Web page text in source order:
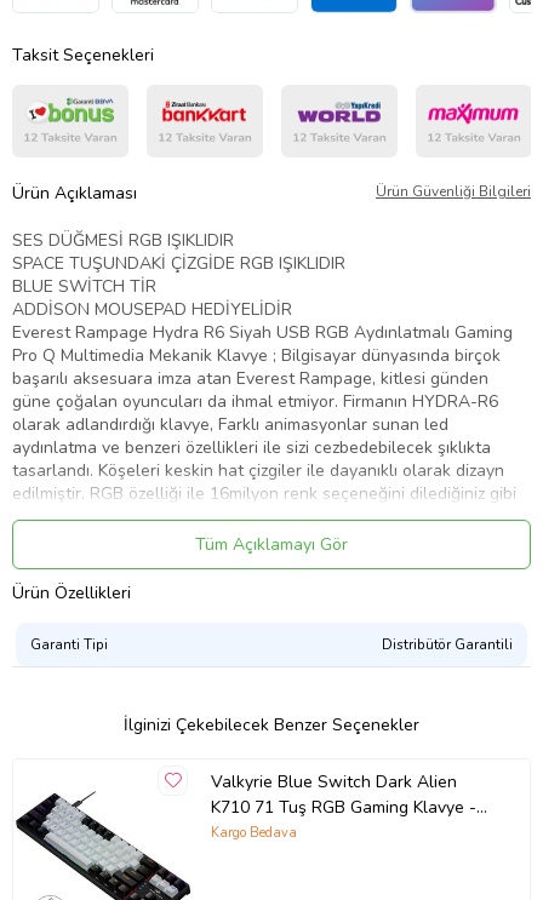
Taksit Seçenekleri
Ürün Açıklaması Ürün Güvenliği Bilgileri
SES DÜĞMESİ RGB IŞIKLIDIR
SPACE TUŞUNDAKİ ÇİZGİDE RGB IŞIKLIDIR
BLUE SWİTCH TİR
ADDİSON MOUSEPAD HEDİYELİDİR
Everest Rampage Hydra R6 Siyah USB RGB Aydınlatmalı Gaming
Pro Q Multimedia Mekanik Klavye ; Bilgisayar dünyasında birçok
başarılı aksesuara imza atan Everest Rampage, kitlesi günden
güne çoğalan oyuncuları da ihmal etmiyor. Firmanın HYDRA-R6
olarak adlandırdığı klavye, Farklı animasyonlar sunan led
aydınlatma ve benzeri özellikleri ile sizi cezbedebilecek şıklıkta
tasarlandı. Köşeleri keskin hat çizgiler ile dayanıklı olarak dizayn
edilmiştir. RGB özelliği ile 16milyon renk seçeneğini dilediğiniz gibi
kullanmanın özgürlüğünü hissedin. Mekanik tuşları sayesinde oyun
oynarken eğlenceyi en hat safada yaşayın!Led aydınlatma tuşların
lazer baskılı olması gece ve karanlıkta rahatlıkla görünebilmesini
sağlar. Metal kasası mükemmel dayanıklılıkta dizayn edilmiştir.
Tüm Açıklamayı Gör
Ürün Özellikleri
Garanti Tipi Distribütör Garantili
İlginizi Çekebilecek Benzer Seçenekler
Valkyrie Blue Switch Dark Alien
K710 71 Tuş RGB Gaming Klavye -
Mekanik Mavi Tuş Type-C - 2
Kargo Bedava